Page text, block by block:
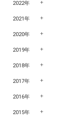
2022年
2021年
2020年
2019年
2018年
2017年
2016年
2015年